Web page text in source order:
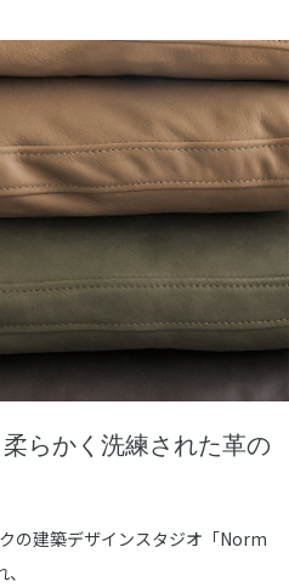
柔らかく洗練された革の
の建築デザインスタジオ「Norm